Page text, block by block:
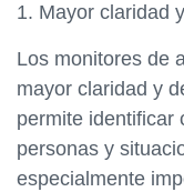
1. Mayor claridad
Los monitores de
mayor claridad y
permite identificar
personas y
especialmente